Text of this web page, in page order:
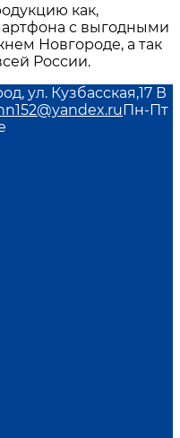
как,
с выгодными
Новгороде, а так
России.
ул. Кузбасская,17 В
Пн-Пт